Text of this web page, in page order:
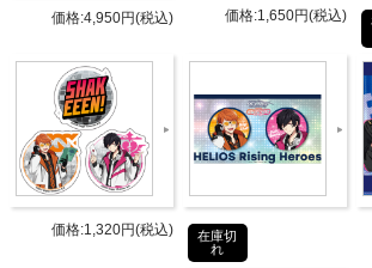
仕様
セット数：A4クリアフ
ット
サイズ：310×220mm
発売元
タブリエ・コミュニケ
式会社
価格:4,950円(税込) 価格:1,650円(税込)
価格:1,320円(税込)
在庫切
れ